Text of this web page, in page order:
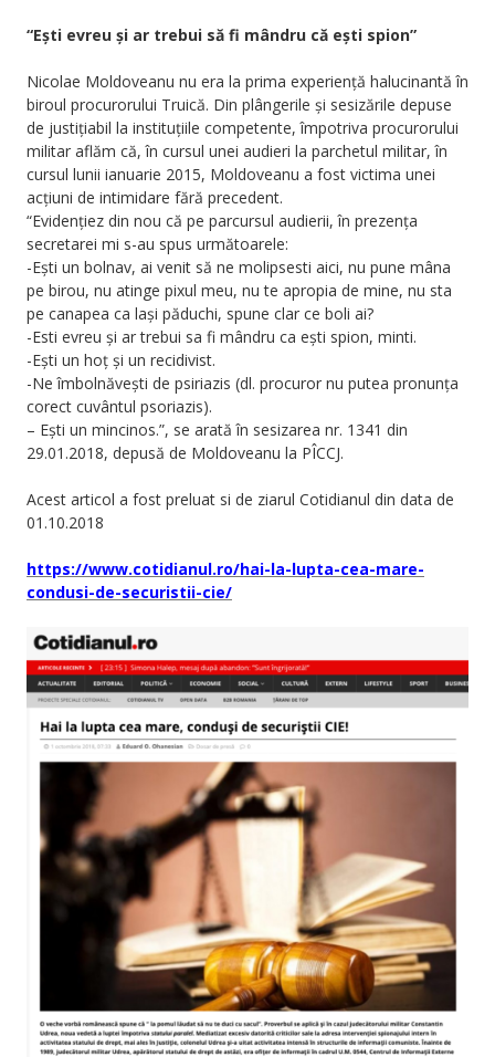
“Ești evreu și ar trebui să fi mândru că ești spion”
Nicolae Moldoveanu nu era la prima experiență halucinantă în
biroul procurorului Truică. Din plângerile și sesizările depuse
de justițiabil la instituțiile competente, împotriva procurorului
militar aflăm că, în cursul unei audieri la parchetul militar, în
cursul lunii ianuarie 2015, Moldoveanu a fost victima unei
acțiuni de intimidare fără precedent.
“Evidențiez din nou că pe parcursul audierii, în prezența
secretarei mi s-au spus următoarele:
-Ești un bolnav, ai venit să ne molipsesti aici, nu pune mâna
pe birou, nu atinge pixul meu, nu te apropia de mine, nu sta
pe canapea ca lași păduchi, spune clar ce boli ai?
-Esti evreu și ar trebui sa fi mândru ca ești spion, minti.
-Ești un hoț și un recidivist.
-Ne îmbolnăvești de psiriazis (dl. procuror nu putea pronunța
corect cuvântul psoriazis).
– Ești un mincinos.”, se arată în sesizarea nr. 1341 din
29.01.2018, depusă de Moldoveanu la PÎCCJ.
Acest articol a fost preluat si de ziarul Cotidianul din data de
01.10.2018
https://www.cotidianul.ro/hai-la-lupta-cea-mare-
condusi-de-securistii-cie/